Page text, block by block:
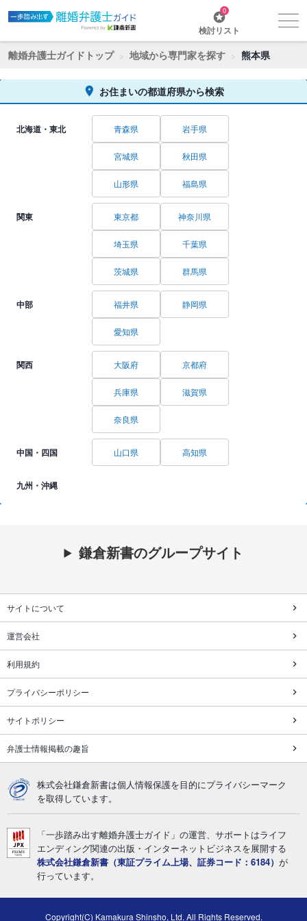
0
検討リスト
離婚弁護士ガイドトップ 地域から専門家を探す 熊本県
お住まいの都道府県から検索
北海道・東北 青森県 岩手県
宮城県 秋田県
山形県 福島県
関東 東京都 神奈川県
埼玉県 千葉県
茨城県 群馬県
中部 福井県 静岡県
愛知県
関西 大阪府 京都府
兵庫県 滋賀県
奈良県
中国・四国 山口県 高知県
九州・沖縄
鎌倉新書のグループサイト
サイトについて
運営会社
利用規約
プライバシーポリシー
サイトポリシー
弁護士情報掲載の趣旨
株式会社鎌倉新書は個人情報保護を目的にプライバシーマーク
を取得しています。
「一歩踏み出す離婚弁護士ガイド」の運営、サポートはライフ
エンディング関連の出版・インターネットビジネスを展開する
株式会社鎌倉新書（東証プライム上場、証券コード：6184） が
行っています。
Copyright(C) Kamakura Shinsho, Ltd. All Rights Reserved.